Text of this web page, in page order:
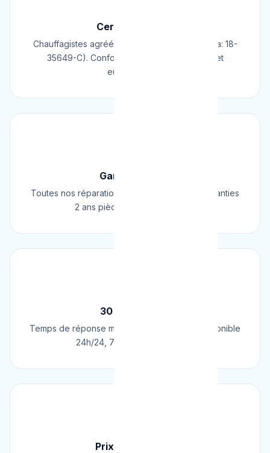
Certifié & Agréé
Chauffagistes agréés Cerga/Cedicol (N° Cerga: 18-
35649-C). Conformes aux normes belges et
européennes.
Garantie 2 Ans
Toutes nos réparations et installations sont garanties
2 ans pièces et main d'œuvre.
30 Min Chrono
Temps de réponse moyen de 30 minutes. Disponible
24h/24, 7j/7, 365 jours par an.
Prix Fixe Garanti